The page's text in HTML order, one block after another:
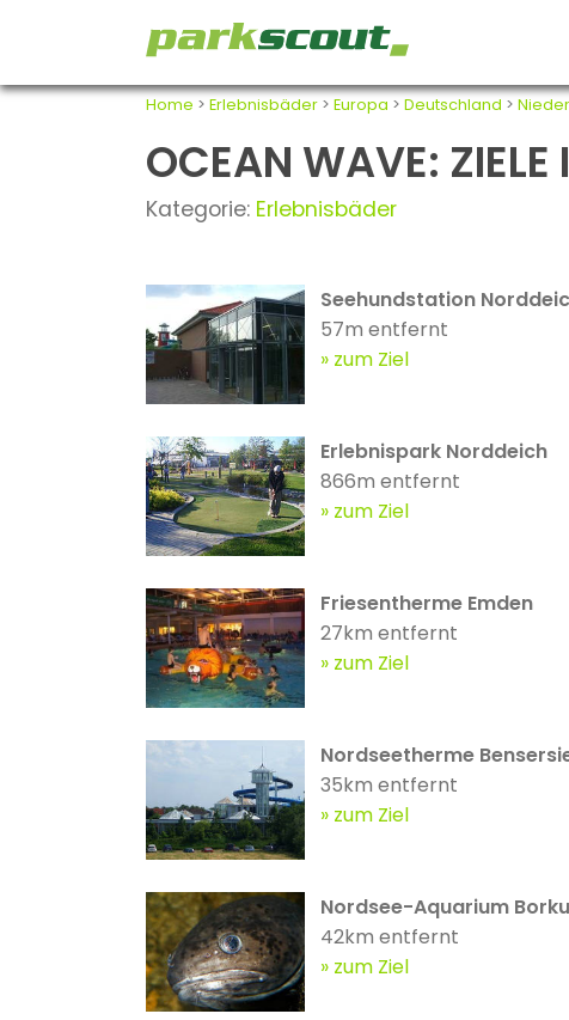
Home > Erlebnisbäder > Europa > Deutschland >
OCEAN WAVE: ZIELE
Kategorie: Erlebnisbäder
Seehundstation
57m entfernt
zum Ziel
Erlebnispark Norddeich
866m entfernt
zum Ziel
Friesentherme Emden
27km entfernt
zum Ziel
Nordseetherme
35km entfernt
zum Ziel
Nordsee-Aquarium
42km entfernt
zum Ziel